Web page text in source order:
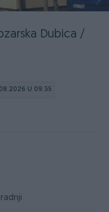
Dubica /
U 09:35